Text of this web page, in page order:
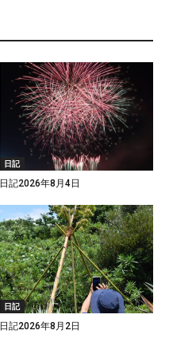
日記
日記2026年8月4日
日記
日記2026年8月2日